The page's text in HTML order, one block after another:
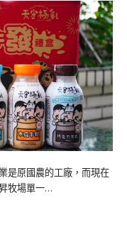
是原國農的工廠，而現在
牧場單一…